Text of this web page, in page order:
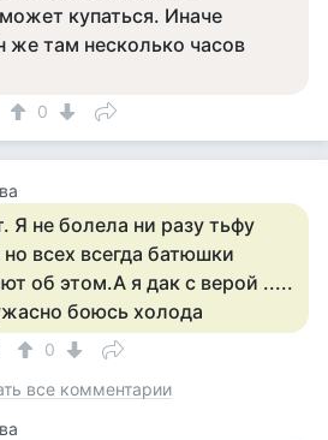
купаться. Иначе
же там несколько часов
0
Я не болела ни разу тьфу
всех всегда батюшки
об этом.А я дак с верой .....
боюсь холода
0
все комментарии